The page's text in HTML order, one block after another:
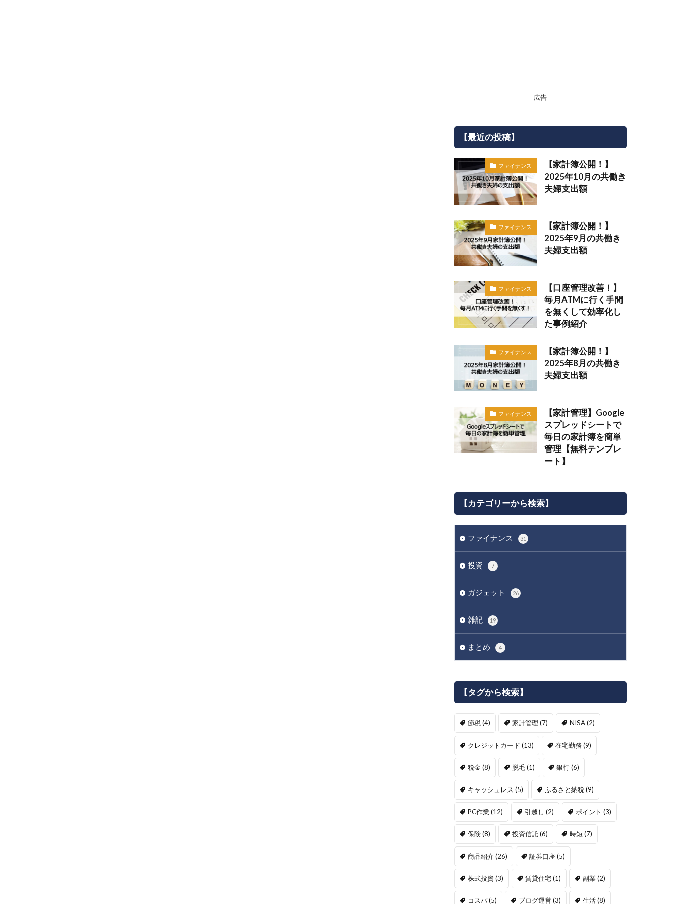
広告
【最近の投稿】
ファイナンス
【家計簿公開！】
2025年10月の共働き
夫婦支出額
ファイナンス
【家計簿公開！】
2025年9月の共働き
夫婦支出額
ファイナンス
【口座管理改善！】
毎月ATMに行く手間
を無くして効率化し
た事例紹介
ファイナンス
【家計簿公開！】
2025年8月の共働き
夫婦支出額
ファイナンス
【家計管理】Google
スプレッドシートで
毎日の家計簿を簡単
管理【無料テンプレ
ート】
【カテゴリーから検索】
ファイナンス 31
投資 7
ガジェット 26
雑記 19
まとめ 4
【タグから検索】
節税 (4) 家計管理 (7) NISA(2)
クレジットカード (13) 在宅勤務(9)
税金(8) 脱毛(1) 銀行(6)
キャッシュレス (5) ふるさと納税 (9)
PC作業(12) 引越し (2) ポイント (3)
保険(8) 投資信託 (6) 時短 (7)
商品紹介(26) 証券口座(5)
株式投資 (3) 賃貸住宅(1) 副業(2)
コスパ(5) ブログ運営(3) 生活(8)